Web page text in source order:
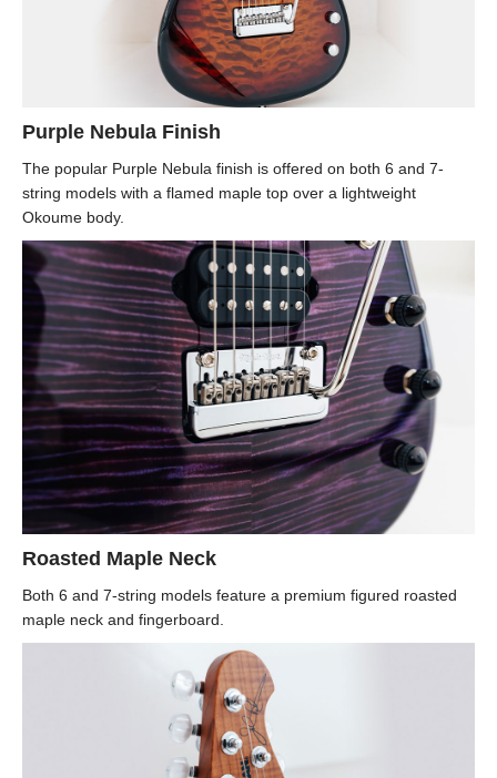
Purple Nebula Finish
The popular Purple Nebula finish is offered on both 6 and 7-
string models with a flamed maple top over a lightweight
Okoume body.
Roasted Maple Neck
Both 6 and 7-string models feature a premium figured roasted
maple neck and fingerboard.